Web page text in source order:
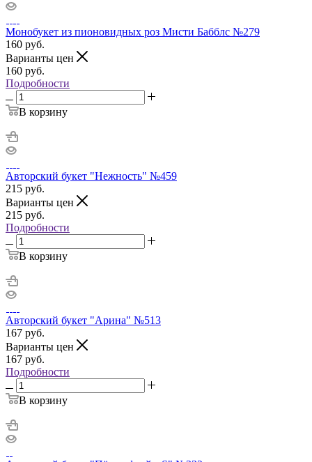
Монобукет из пионовидных роз Мисти Бабблс №279
160 руб.
Варианты цен
160 руб.
Подробности
В корзину
Авторский букет "Нежность" №459
215 руб.
Варианты цен
215 руб.
Подробности
В корзину
Авторский букет "Арина" №513
167 руб.
Варианты цен
167 руб.
Подробности
В корзину